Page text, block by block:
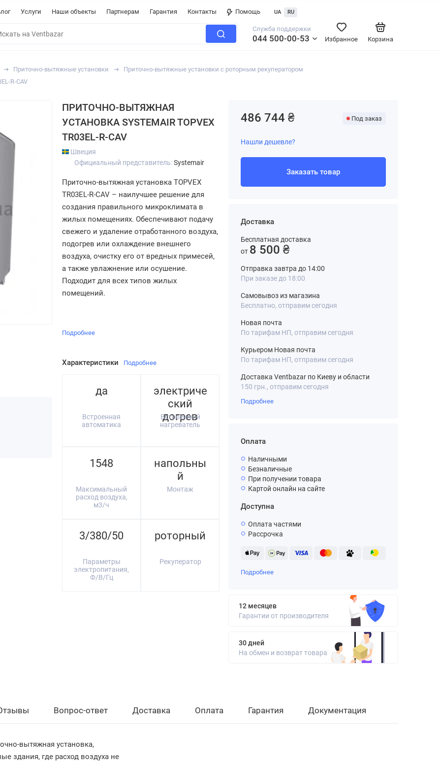
Услуги Наши объекты Партнерам Гарантия Контакты Помощь UA RU
Служба поддержки
044 500-00-53 Корзина
Избранное
Приточно-вытяжные установки
Приточно-вытяжные установки с роторным рекуператором
R-CAV
ПРИТОЧНО-ВЫТЯЖНАЯ
УСТАНОВКА SYSTEMAIR TOPVEX
TR03EL-R-CAV
Швеция
Официальный представитель:Systemair
Приточно-вытяжная установка TOPVEX
TR03EL-R-CAV – наилучшее решение для
создания правильного микроклимата в
жилых помещениях. Обеспечивают подачу
свежего и удаление отработанного воздуха,
подогрев или охлаждение внешнего
воздуха, очистку его от вредных примесей,
а также увлажнение или осушение.
Подходит для всех типов жилых
помещений.
Подробнее
Характеристики Подробнее
да
Встроенная
автоматика
электриче
ский
догрев
Встроенный
нагреватель
1548
Максимальный
расход воздуха,
м3/ч
напольны
й
Монтаж
3/380/50
Параметры
электропитания,
Ф/В/Гц
роторный
Рекуператор
486 744 ₴ Под заказ
Нашли дешевле?
Заказать товар
Доставка
Бесплатная доставка
от 8 500 ₴
Отправка завтра до 14:00
При заказе до 18:00
Самовывоз из магазина
Бесплатно, отправим сегодня
Новая почта
По тарифам НП, отправим сегодня
Курьером Новая почта
По тарифам НП, отправим сегодня
Доставка Ventbazar по Киеву и области
150 грн., отправим сегодня
Подробнее
Оплата
Наличными
Безналичные
При получении товара
Картой онлайн на сайте
Доступна
Оплата частями
Рассрочка
Подробнее
12 месяцев
Гарантии от производителя
30 дней
На обмен и возврат товара
Вопрос-ответ Доставка Оплата Гарантия Документация
вытяжная установка,
здания, где расход воздуха не